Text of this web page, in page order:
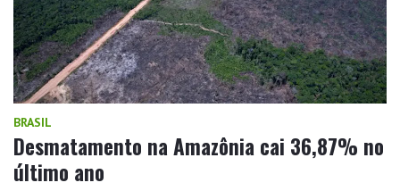
BRASIL
Desmatamento na Amazônia cai 36,87% no
último ano